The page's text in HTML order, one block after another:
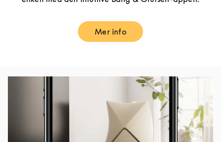
Mer infoLink Opens in New Tab